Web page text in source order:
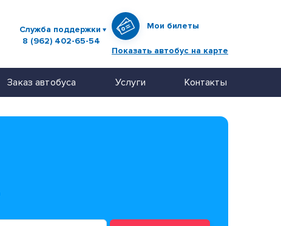
Служба поддержки
8 (962) 402-65-54
Мои билеты
Показать автобус на карте
Заказ автобуса Услуги Контакты